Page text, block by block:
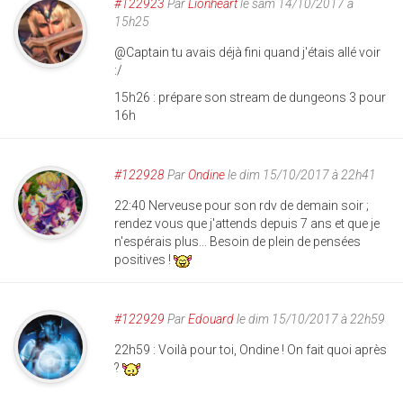
#122923 ParLionheartle sam 14/10/2017 à
15h25
@Captain tu avais déjà fini quand j'étais allé voir
:/
15h26 : prépare son stream de dungeons 3 pour
16h
#122928ParOndinele dim 15/10/2017 à 22h41
22:40 Nerveuse pour son rdv de demain soir ;
rendez vous que j'attends depuis 7 ans et que je
n'espérais plus... Besoin de plein de pensées
positives !
#122929 ParEdouardle dim 15/10/2017 à 22h59
22h59 : Voilà pour toi, Ondine ! On fait quoi après
?